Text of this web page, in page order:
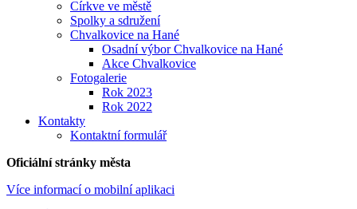
Církve ve městě
Spolky a sdružení
Chvalkovice na Hané
Osadní výbor Chvalkovice na Hané
Akce Chvalkovice
Fotogalerie
Rok 2023
Rok 2022
Kontakty
Kontaktní formulář
Oficiální stránky města
Více informací o mobilní aplikaci